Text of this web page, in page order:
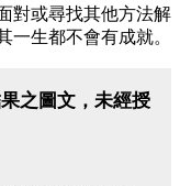
對或尋找其他方法解
一生都不會有成就。
之圖文，未經授